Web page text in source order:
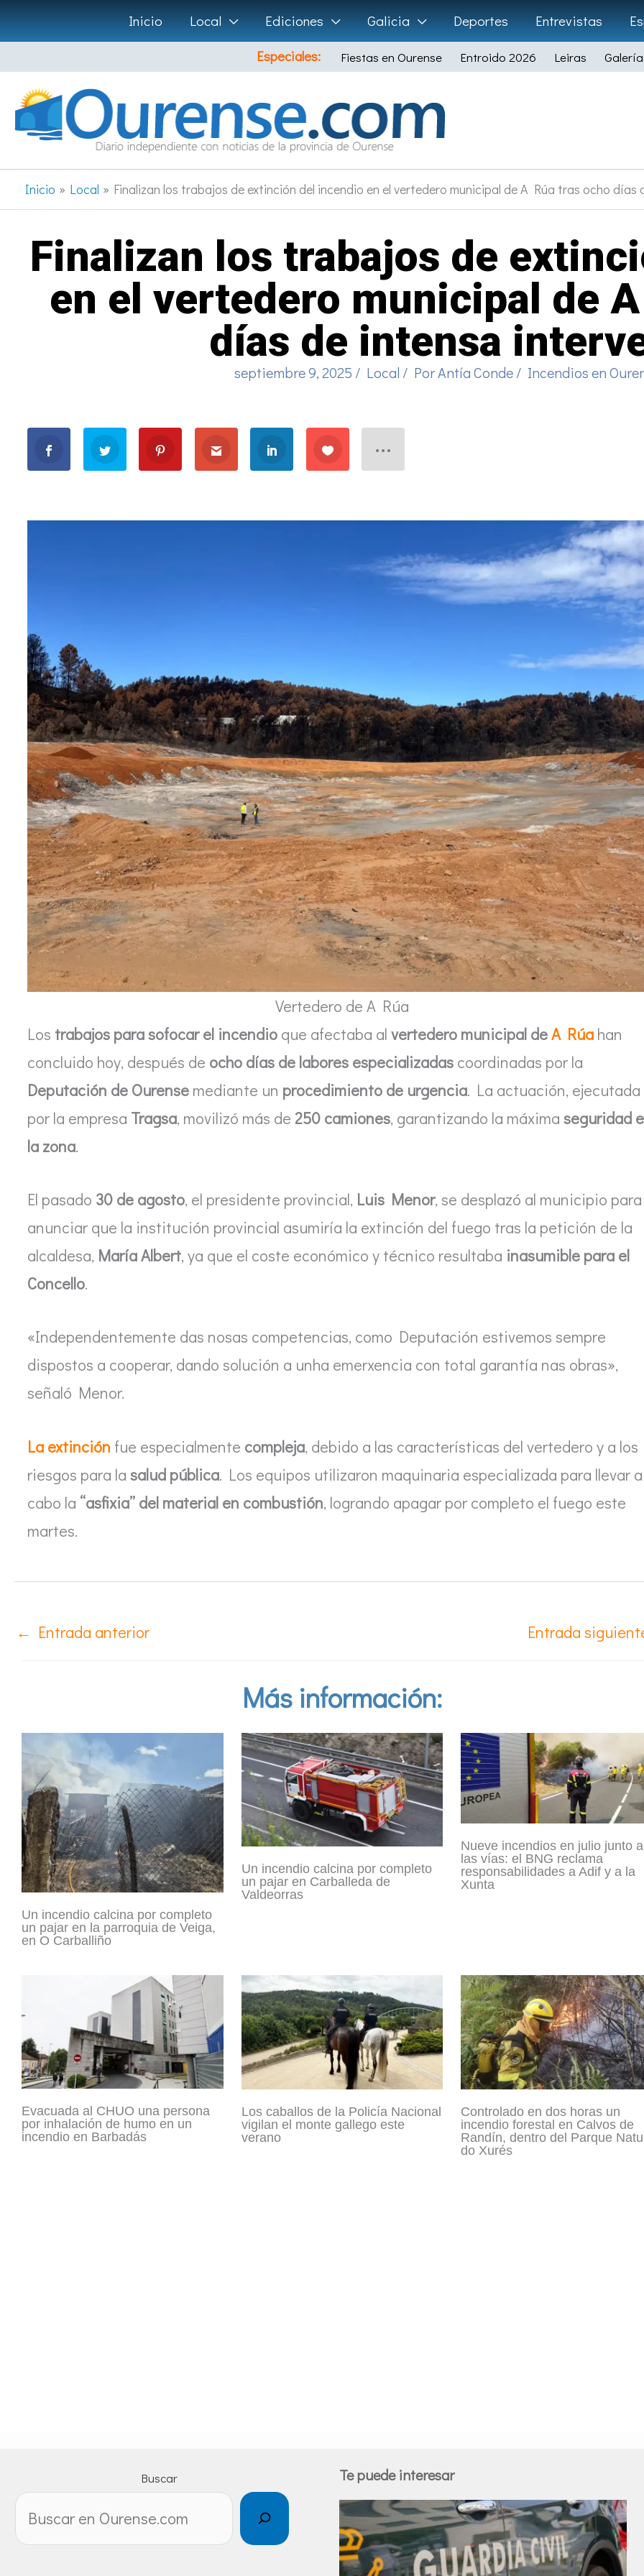
Ir
al
contenido
Inicio Local Ediciones Galicia Deportes Entrevistas
Especiales:
Fiestas en Ourense Entroido 2026 Leiras
Inicio Local Finalizan los trabajos de extinción del incendio en el vertedero municipal de A Rúa tras ocho días
Finalizan los trabajos de
en el vertedero municipal de
días de intensa
septiembre 9, 2025 / Local / PorAntía Conde/ Incendios en
Vertedero de A Rúa
Los trabajos para sofocar el incendio que afectaba al vertedero municipal deA Rúa han
concluido hoy, después de ocho días de labores especializadas coordinadas por la
Deputación de Ourense mediante un procedimiento de urgencia. La actuación, ejecutada
por la empresa Tragsa, movilizó más de 250 camiones, garantizando la máxima seguridad
la zona.
El pasado 30 de agosto, el presidente provincial, Luis Menor, se desplazó al municipio para
anunciar que la institución provincial asumiría la extinción del fuego tras la petición de la
alcaldesa, María Albert, ya que el coste económico y técnico resultaba inasumible para el
Concello.
«Independentemente das nosas competencias, como Deputación estivemos sempre
dispostos a cooperar, dando solución a unha emerxencia con total garantía nas obras»,
señaló Menor.
La extinción fue especialmente compleja, debido a las características del vertedero y a los
riesgos para la salud pública. Los equipos utilizaron maquinaria especializada para llevar a
cabo la “asfixia” del material en combustión, logrando apagar por completo el fuego este
martes.
← Entrada anterior Entrada
Más información:
Un incendio calcina por completo
un pajar en la parroquia de Veiga,
en O Carballiño
Un incendio calcina por completo
un pajar en Carballeda de
Valdeorras
Nueve incendios en julio junto a
las vías: el BNG reclama
responsabilidades a Adif y a la
Xunta
Evacuada al CHUO una persona
por inhalación de humo en un
incendio en Barbadás
Los caballos de la Policía Nacional
vigilan el monte gallego este
verano
Controlado en dos horas un
incendio forestal en Calvos de
Randín, dentro del Parque
do Xurés
Buscar Te puede interesar